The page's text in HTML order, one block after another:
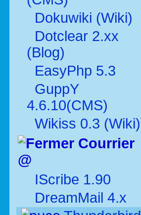
Dokuwiki (Wiki)
Dotclear 2.xx
(Blog)
EasyPhp 5.3
GuppY
4.6.10(CMS)
Wikiss 0.3 (Wiki)
Courrier
@
IScribe 1.90
DreamMail 4.x